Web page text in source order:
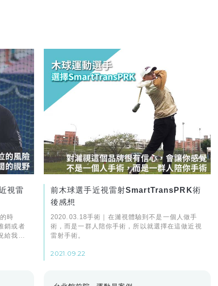
視雷
時
銷或者
給我最
前木球選手近視雷射SmartTransPRK術
後感想
2020.03.18手術｜在濰視體驗到不是一個人做手
術，而是一群人陪你手術，所以就選擇在這做近視
雷射手術。
2021.09.22